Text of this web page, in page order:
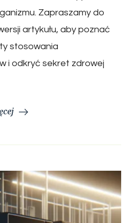
Zapraszamy do
artykułu, aby poznać
stosowania
i odkryć sekret zdrowej